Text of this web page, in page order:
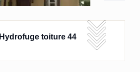
Hydrofuge toiture 44